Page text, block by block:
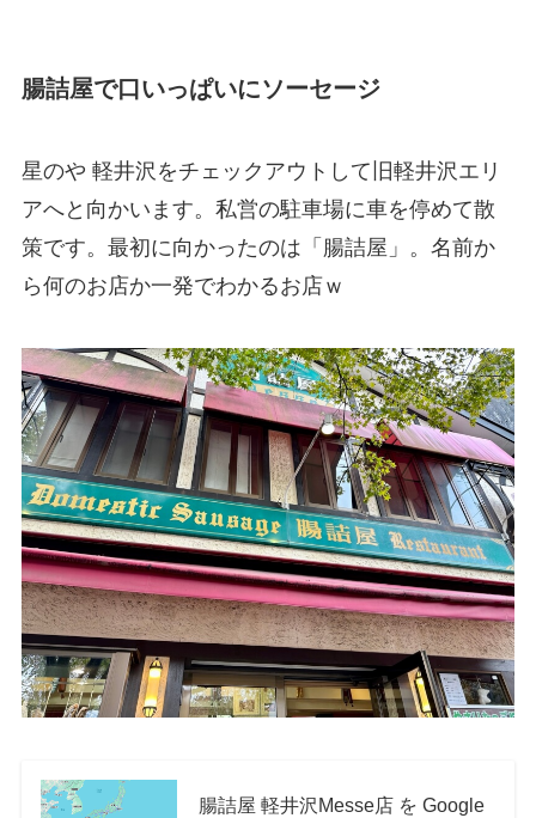
腸詰屋で口いっぱいにソーセージ
星のや 軽井沢をチェックアウトして旧軽井沢エリ
アへと向かいます。私営の駐車場に車を停めて散
策です。最初に向かったのは「腸詰屋」。名前か
ら何のお店か一発でわかるお店ｗ
腸詰屋 軽井沢Messe店 を Google